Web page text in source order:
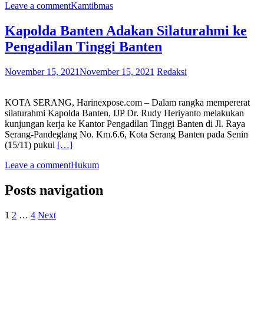
Leave a commentKamtibmas
Kapolda Banten Adakan Silaturahmi ke
Pengadilan Tinggi Banten
November 15, 2021November 15, 2021 Redaksi
KOTA SERANG, Harinexpose.com – Dalam rangka mempererat
silaturahmi Kapolda Banten, IJP Dr. Rudy Heriyanto melakukan
kunjungan kerja ke Kantor Pengadilan Tinggi Banten di Jl. Raya
Serang-Pandeglang No. Km.6.6, Kota Serang Banten pada Senin
(15/11) pukul […]
Leave a commentHukum
Posts navigation
1 2 … 4 Next